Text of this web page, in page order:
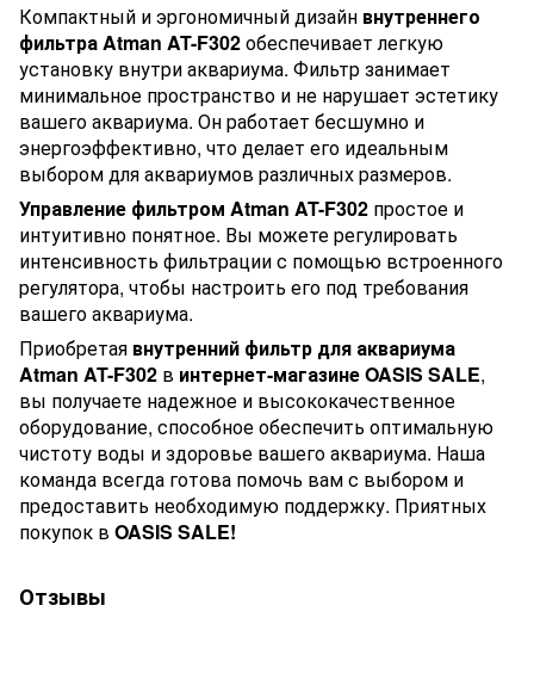
Компактный и эргономичный дизайн внутреннего
фильтра Atman AT-F302обеспечивает легкую
установку внутри аквариума. Фильтр занимает
минимальное пространство и не нарушает эстетику
вашего аквариума. Он работает бесшумно и
энергоэффективно, что делает его идеальным
выбором для аквариумов различных размеров.
Управление фильтром Atman AT-F302 простое и
интуитивно понятное. Вы можете регулировать
интенсивность фильтрации с помощью встроенного
регулятора, чтобы настроить его под требования
вашего аквариума.
Приобретая внутренний фильтр для аквариума
Atman AT-F302 в интернет-магазине OASIS SALE,
вы получаете надежное и высококачественное
оборудование, способное обеспечить оптимальную
чистоту воды и здоровье вашего аквариума. Наша
команда всегда готова помочь вам с выбором и
предоставить необходимую поддержку. Приятных
покупок в OASIS SALE!
Отзывы